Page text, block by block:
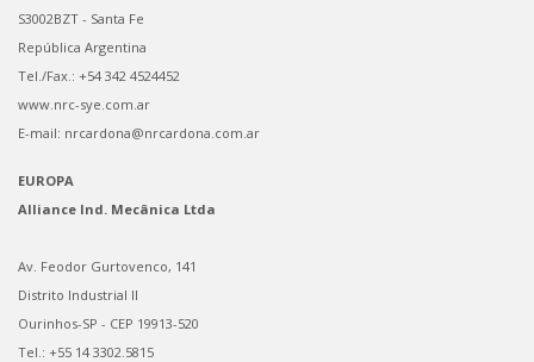
S3002BZT - Santa Fe
República Argentina
Tel./Fax.: +54 342 4524452
www.nrc-sye.com.ar
E-mail: nrcardona@nrcardona.com.ar
EUROPA
Alliance Ind. Mecânica Ltda
Av. Feodor Gurtovenco, 141
Distrito Industrial II
Ourinhos-SP - CEP 19913-520
Tel.: +55 14 3302.5815